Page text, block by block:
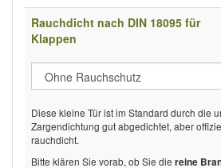
Rauchdicht nach DIN 18095 für
Klappen
Diese kleine Tür ist im Standard durch die
Zargendichtung gut abgedichtet, aber
rauchdicht.
Bitte klären Sie vorab, ob Sie die reine